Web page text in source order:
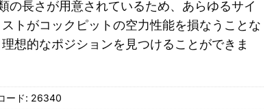
の長さが用意されているため、あらゆるサイ
ストがコックピットの空力性能を損なうことな
理想的なポジションを見つけることができま
ード: 26340